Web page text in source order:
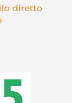
diretto